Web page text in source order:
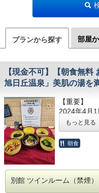
プランから探す 部屋
【現金不可】【朝食無料
旭日丘温泉」美肌の湯を
【重要】
2024年4月
い、
ご宿泊料金
ていただく
ご宿泊当日
ご到着後、
チェックイ
もっと見る
朝食
別館 ツインルーム（禁煙